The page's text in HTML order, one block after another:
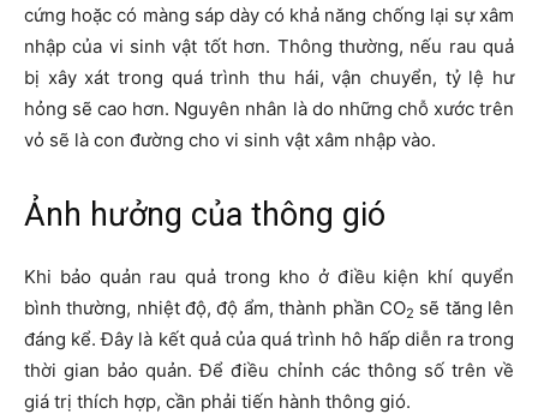
cứng hoặc có màng sáp dày có khả năng chống lại sự xâm
nhập của vi sinh vật tốt hơn. Thông thường, nếu rau quả
bị xây xát trong quá trình thu hái, vận chuyển, tỷ lệ hư
hỏng sẽ cao hơn. Nguyên nhân là do những chỗ xước trên
vỏ sẽ là con đường cho vi sinh vật xâm nhập vào.
Ảnh hưởng của thông gió
Khi bảo quản rau quả trong kho ở điều kiện khí quyển
bình thường, nhiệt độ, độ ẩm, thành phần CO­2 sẽ tăng lên
đáng kể. Đây là kết quả của quá trình hô hấp diễn ra trong
thời gian bảo quản. Để điều chỉnh các thông số trên về
giá trị thích hợp, cần phải tiến hành thông gió.